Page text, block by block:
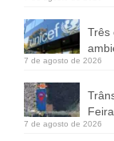
Três
7 de agosto de 2026
7 de agosto de 2026